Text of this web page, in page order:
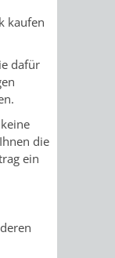
kaufen
dafür
die
ein